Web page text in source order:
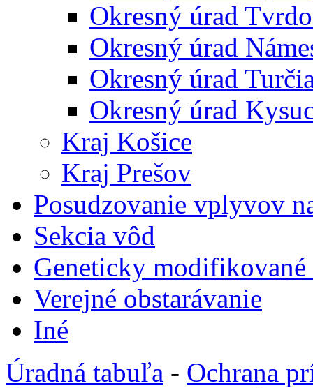
Okresný úrad
Okresný úrad
Okresný úrad
Okresný úrad
Kraj Košice
Kraj Prešov
Posudzovanie vplyvov
Sekcia vôd
Geneticky
Verejné obstarávanie
Iné
Úradná tabuľa - Ochrana